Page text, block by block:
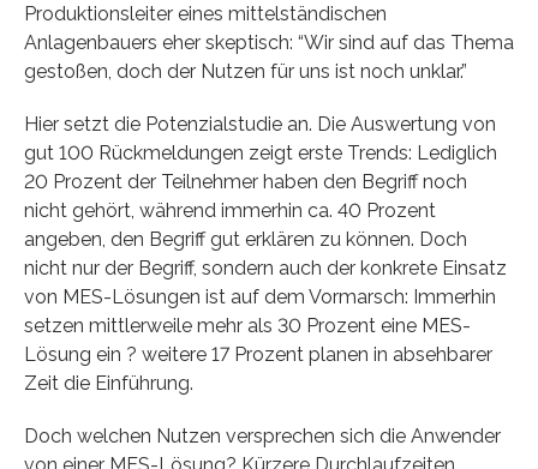
Produktionsleiter eines mittelständischen
Anlagenbauers eher skeptisch: “Wir sind auf das Thema
gestoßen, doch der Nutzen für uns ist noch unklar.”
Hier setzt die Potenzialstudie an. Die Auswertung von
gut 100 Rückmeldungen zeigt erste Trends: Lediglich
20 Prozent der Teilnehmer haben den Begriff noch
nicht gehört, während immerhin ca. 40 Prozent
angeben, den Begriff gut erklären zu können. Doch
nicht nur der Begriff, sondern auch der konkrete Einsatz
von MES-Lösungen ist auf dem Vormarsch: Immerhin
setzen mittlerweile mehr als 30 Prozent eine MES-
Lösung ein ? weitere 17 Prozent planen in absehbarer
Zeit die Einführung.
Doch welchen Nutzen versprechen sich die Anwender
von einer MES-Lösung? Kürzere Durchlaufzeiten,